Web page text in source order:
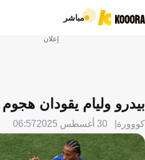
مباشر
إعلان
بيدرو وليام يقودان
كووورة 30 أغسطس 2025 06:57